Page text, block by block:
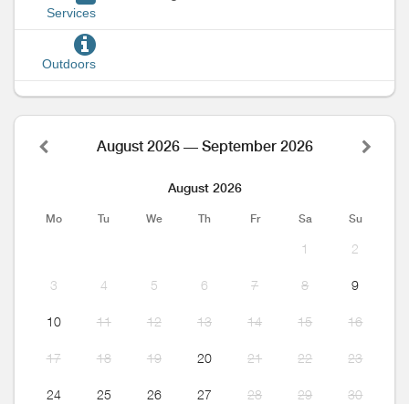
Services
Outdoors
August 2026 — September 2026
August 2026
Mo Tu We Th Fr Sa Su
1 2
3 4 5 6 7 8 9
10 11 12 13 14 15 16
17 18 19 20 21 22 23
24 25 26 27 28 29 30